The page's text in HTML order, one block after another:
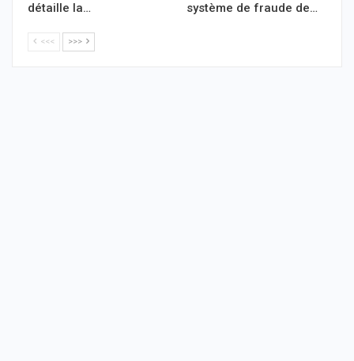
détaille la…
système de fraude de…
<<< >>>